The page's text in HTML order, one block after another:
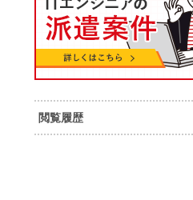
閲覧履歴
詳細設計、製造、テストをご担当い
ただきます。